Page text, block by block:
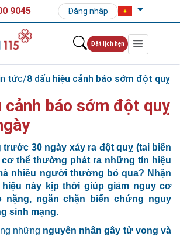
9045 Đăng nhập
Đặt lịch hẹn
tức/8 dấu hiệu cảnh báo sớm đột quỵ
cảnh báo sớm đột quỵ
trước 30 ngày xảy ra đột quỵ (tai biến
cơ thể thường phát ra những tín hiệu
nhiều người thường bỏ qua? Nhận
này kịp thời giúp giảm nguy cơ
nặng, ngăn chặn biến chứng nguy
sinh mạng.
những nguyên nhân gây tử vong và